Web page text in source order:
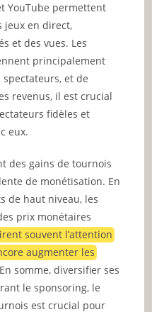
YouTube permettent
jeux en direct,
et des vues. Les
principalement
spectateurs, et de
revenus, il est crucial
fidèles et
eux.
des gains de tournois
de monétisation. En
de haut niveau, les
prix monétaires
souvent l’attention
augmenter les
En somme, diversifier ses
le sponsoring, le
est crucial pour